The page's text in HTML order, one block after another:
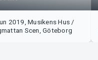
2019, Musikens Hus /
Scen, Göteborg